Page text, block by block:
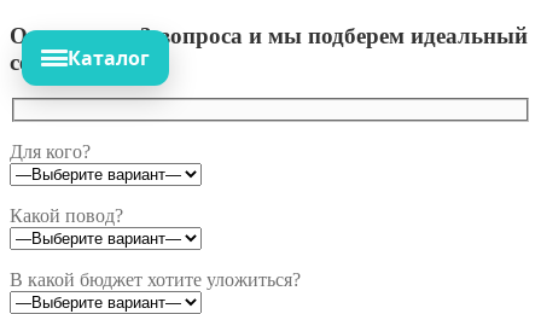
Ответьте на 3 вопроса и мы подберем идеальный
сет!
Для кого?
Какой повод?
В какой бюджет хотите уложиться?
Каталог